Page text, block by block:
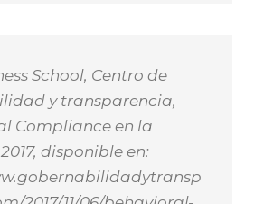
School, Centro de
y transparencia,
Compliance en la
disponible en: